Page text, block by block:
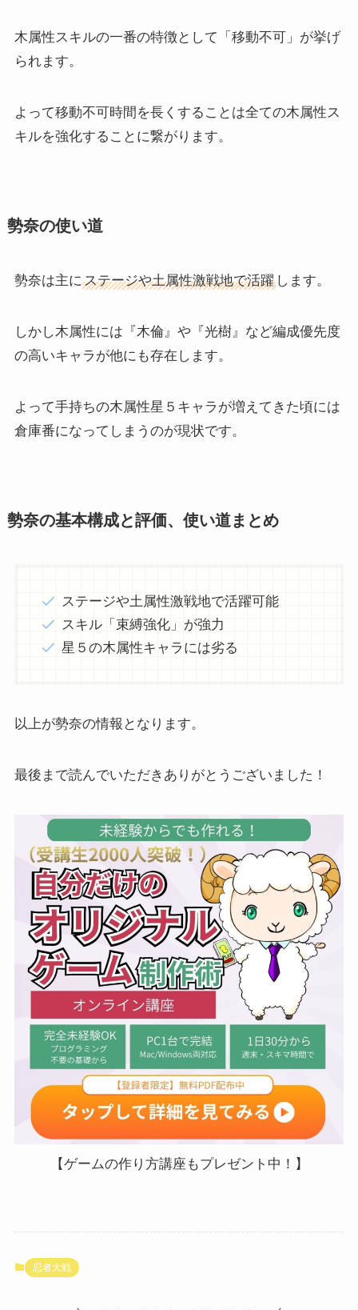
木属性スキルの一番の特徴として「移動不可」が挙げ
られます。
よって移動不可時間を長くすることは全ての木属性ス
キルを強化することに繋がります。
勢奈の使い道
勢奈は主にステージや土属性激戦地で活躍します。
しかし木属性には『木倫』や『光樹』など編成優先度
の高いキャラが他にも存在します。
よって手持ちの木属性星５キャラが増えてきた頃には
倉庫番になってしまうのが現状です。
勢奈の基本構成と評価、使い道まとめ
ステージや土属性激戦地で活躍可能
スキル「束縛強化」が強力
星５の木属性キャラには劣る
以上が勢奈の情報となります。
最後まで読んでいただきありがとうございました！
【ゲームの作り方講座もプレゼント中！】
忍者大戦